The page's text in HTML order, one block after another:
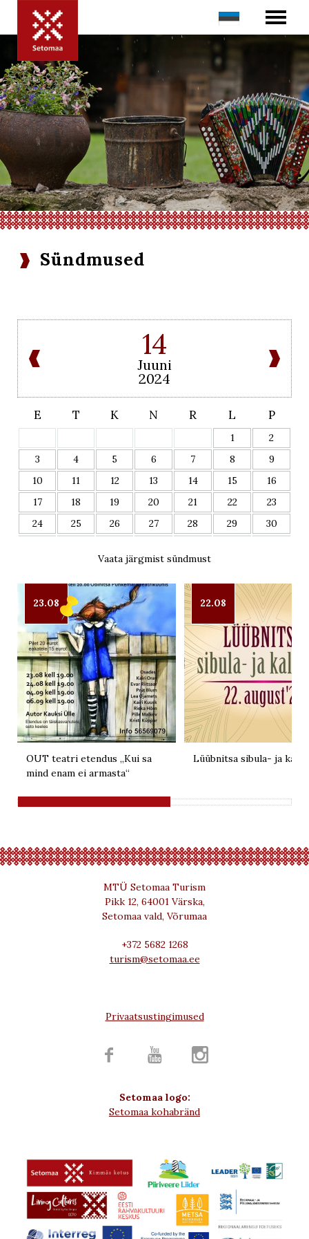
Sündmused
14
Juuni
2024
E T K N R L P
1
2
3
4 5 6 7 8
9
10
11 12 13 14 15
16
17
18 19 20 21 22
23
24
25 26 27 28 29 30
Vaata järgmist sündmust
23.08
OUT teatri etendus „Kui sa
mind enam ei armasta“
22.08
Lüübnitsa sibula- ja
MTÜ Setomaa Turism
Pikk 12, 64001 Värska,
Setomaa vald, Võrumaa
+372 5682 1268
turism@setomaa.ee
Privaatsustingimused
  
Setomaa logo:
Setomaa kohabränd